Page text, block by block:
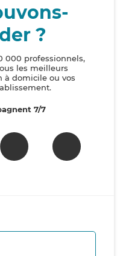
?
000 professionnels,
les meilleurs
à domicile ou vos
7/7